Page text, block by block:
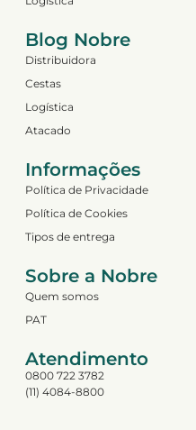
Blog Nobre
Distribuidora
Cestas
Logística
Atacado
Informações
Política de Privacidade
Política de Cookies
Tipos de entrega
Sobre a Nobre
Quem somos
PAT
Atendimento
0800 722 3782
(11) 4084-8800